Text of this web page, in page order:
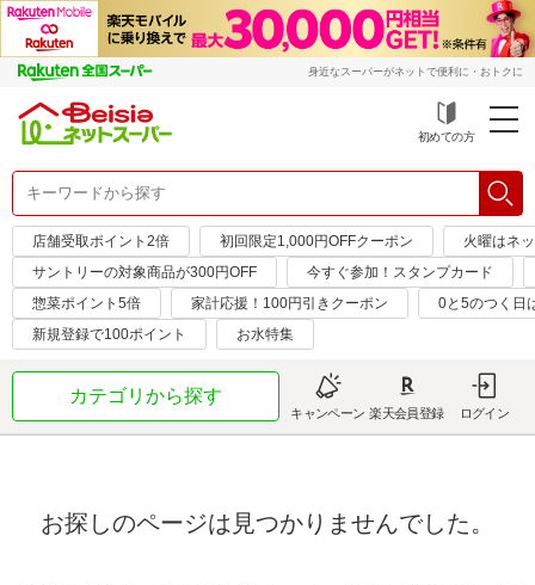
身近なスーパーがネットで便利に・おトクに
初めての方
店舗受取ポイント2倍 初回限定1,000円OFFクーポン
火曜はネ
サントリーの対象商品が300円OFF
今すぐ参加！スタンプカード
惣菜ポイント5倍
家計応援！100円引きクーポン
0と5のつく日
新規登録で100ポイント
お水特集
カテゴリから探す
キャンペーン 楽天会員登録 ログイン
お探しのページは見つかりませんでした。